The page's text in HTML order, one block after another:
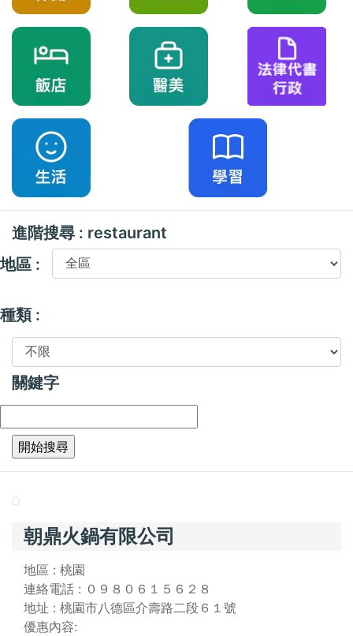
進階搜尋 : restaurant
地區 :
種類 :
關鍵字
朝鼎火鍋有限公司
地區 : 桃園
連絡電話 : ０９８０６１５６２８
地址 : 桃園市八德區介壽路二段６１號
優惠內容: